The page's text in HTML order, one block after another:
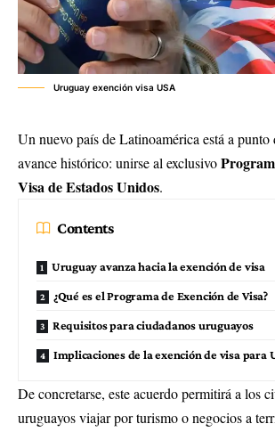
Uruguay exención visa USA
Un nuevo país de Latinoamérica está a punto
avance histórico: unirse al exclusivo
Visa de Estados Unidos.
Contents
Uruguay avanza hacia la exención de visa
¿Qué es el Programa de Exención de Visa?
Requisitos para ciudadanos uruguayos
Implicaciones de la exención de visa para
De concretarse, este acuerdo permitirá a los
uruguayos viajar por turismo o negocios a